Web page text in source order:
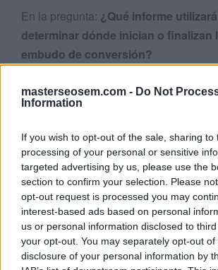
masterseosem.com - Do Not
Information
If you wish to opt-out of the sale, sharing to
processing of your personal or sensitive
targeted advertising by us, please use the
section to confirm your selection. Please
opt-out request is processed you may
interest-based ads based on personal
us or personal information disclosed to
your opt-out. You may separately opt-out
disclosure of your personal information by
En la pregunta: ¿Qué informe
determinar dónde inician o finalizan
embudo de conversión?
Aparecen las opciones de respuestas:
Tabla sin formato
Gráfico de visitas por ubicación
Tabla dinámica
Estas mismas opciones han salido
respuestas en otras preguntas.
Las posibles respuestas mencionadas
la pregunta: